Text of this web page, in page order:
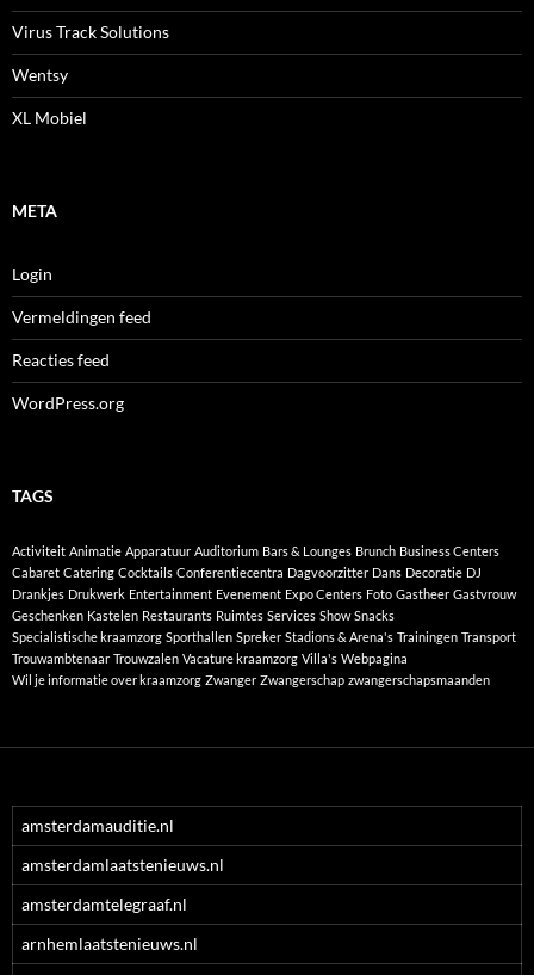
Virus Track Solutions
Wentsy
XL Mobiel
META
Login
Vermeldingen feed
Reacties feed
WordPress.org
TAGS
Activiteit Animatie Apparatuur Auditorium Bars & Lounges Brunch Business Centers
Cabaret Catering Cocktails Conferentiecentra Dagvoorzitter Dans Decoratie DJ
Drankjes Drukwerk Entertainment Evenement Expo Centers Foto Gastheer Gastvrouw
Geschenken Kastelen Restaurants Ruimtes Services Show Snacks
Specialistische kraamzorg Sporthallen Spreker Stadions & Arena's Trainingen Transport
Trouwambtenaar Trouwzalen Vacature kraamzorg Villa's Webpagina
Wil je informatie over kraamzorg Zwanger Zwangerschap zwangerschapsmaanden
amsterdamauditie.nl
amsterdamlaatstenieuws.nl
amsterdamtelegraaf.nl
arnhemlaatstenieuws.nl